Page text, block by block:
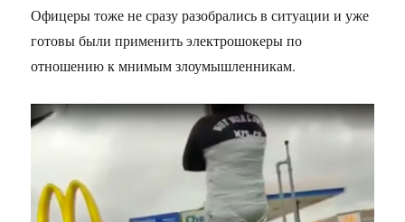
Офицеры тоже не сразу разобрались в ситуации и уже
готовы были применить электрошокеры по
отношению к мнимым злоумышленникам.